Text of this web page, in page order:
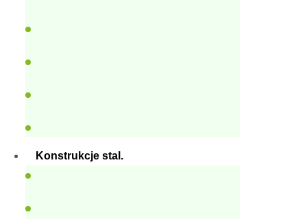
Konstrukcje stal.